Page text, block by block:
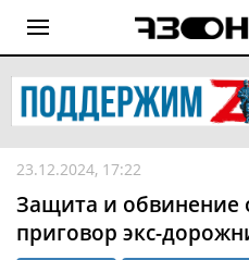
23.12.2024, 17:22
Защита и обвинение
приговор экс-